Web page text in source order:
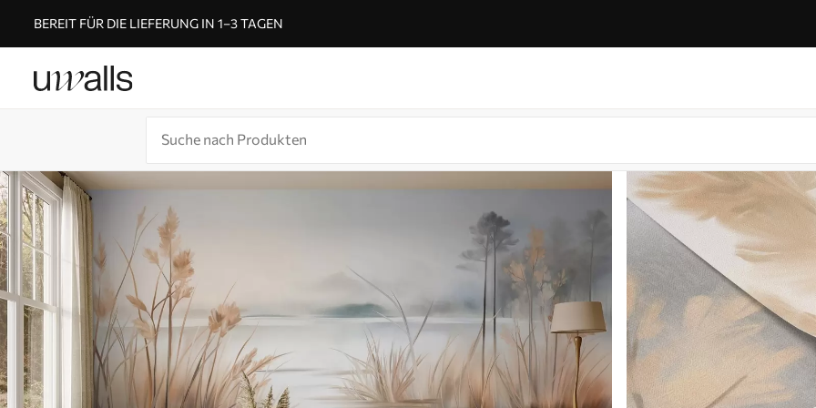
BEREIT FÜR DIE LIEFERUNG IN 1–3 TAGEN